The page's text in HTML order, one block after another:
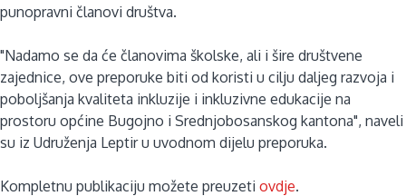
punopravni članovi društva.
"Nadamo se da će članovima školske, ali i šire društvene
zajednice, ove preporuke biti od koristi u cilju daljeg razvoja i
poboljšanja kvaliteta inkluzije i inkluzivne edukacije na
prostoru općine Bugojno i Srednjobosanskog kantona", naveli
su iz Udruženja Leptir u uvodnom dijelu preporuka.
Kompletnu publikaciju možete preuzeti ovdje.